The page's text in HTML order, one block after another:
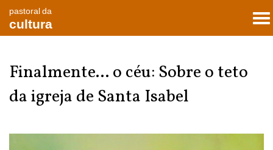
pastoral da
cultura
Finalmente... o céu: Sobre o teto
da igreja de Santa Isabel